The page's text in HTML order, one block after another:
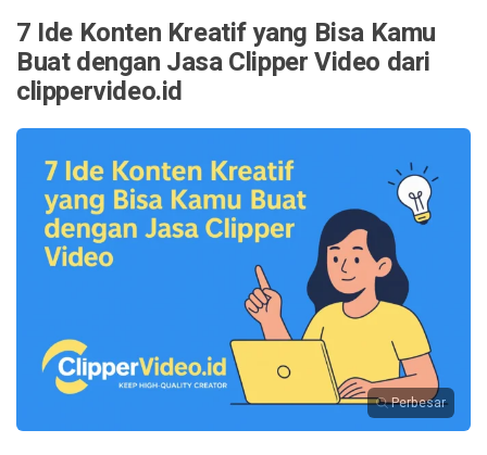
7 Ide Konten Kreatif yang Bisa Kamu
Buat dengan Jasa Clipper Video dari
clippervideo.id
Perbesar